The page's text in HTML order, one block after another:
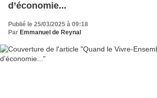
d’économie...
Publié le 25/03/2025 à 09:18
Par Emmanuel de Reynal